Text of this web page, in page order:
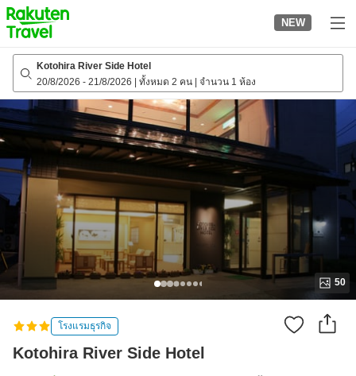
to
top
page
NEW
Kotohira River Side Hotel
20/8/2026 - 21/8/2026 ทั้งหมด 2 คน จำนวน 1 ห้อง
50
โรงแรมธุรกิจ
Kotohira River Side Hotel